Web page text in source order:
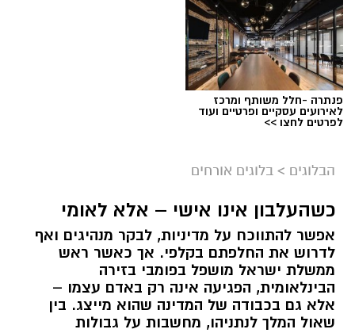
הפגנות חרדים chatgpt
הפגנות הענק היום, ששיבשו את סדר היום של
מאות אלפי אזרחים, העלו אצלי שאלה .
אם הציבור החרדי יודע להתגייס בהמוניו להפגנות,
להישמע להוראות, להתארגן במהירות, לפעול יחד
פנתרה -חלל משותף ומרכז
לאירועים עסקיים ופרטיים ועוד
לפרטים לחצו >>
הבלוגים > בלוגים אורחים
כשהעלבון אינו אישי – אלא לאומי
אפשר להתווכח על מדיניות, לבקר מנהיגים ואף
לדרוש את החלפתם בקלפי. אך כאשר ראש
ממשלת ישראל מושפל בפומבי בזירה
הבינלאומית, הפגיעה אינה רק באדם עצמו –
אלא גם בכבודה של המדינה שהוא מייצג. בין
שאול המלך לנתניהו, מחשבות על גבולות